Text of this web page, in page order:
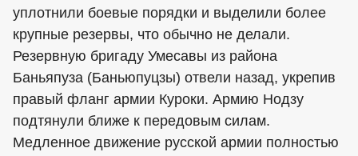
уплотнили боевые порядки и выделили более
крупные резервы, что обычно не делали.
Резервную бригаду Умесавы из района
Баньяпуза (Баньюпуцзы) отвели назад, укрепив
правый фланг армии Куроки. Армию Нодзу
подтянули ближе к передовым силам.
Медленное движение русской армии полностью